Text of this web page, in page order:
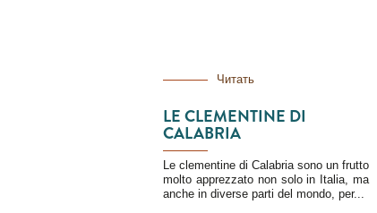
Читать
LE CLEMENTINE DI
CALABRIA
Le clementine di Calabria sono un frutto
molto apprezzato non solo in Italia, ma
anche in diverse parti del mondo, per...